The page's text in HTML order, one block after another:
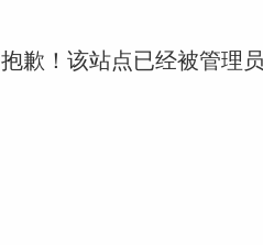
抱歉！该站点已经被管理